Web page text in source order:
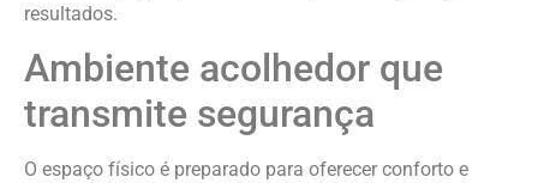
resultados.
Ambiente acolhedor que
transmite segurança
O espaço físico é preparado para oferecer conforto e